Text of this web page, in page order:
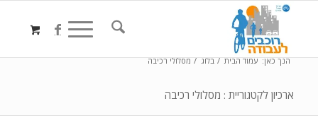
ארכיון לקטגוריית : מסלולי רכיבה
הנך כאן: עמוד הבית / בלוג / מסלולי רכיבה